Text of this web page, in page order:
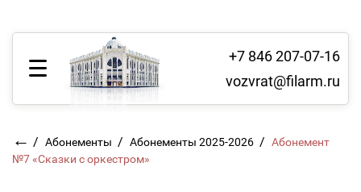
+7 846 207-07-16
vozvrat@filarm.ru
← / Абонементы / Абонементы 2025-2026 / Абонемент
№7 «Сказки с оркестром»